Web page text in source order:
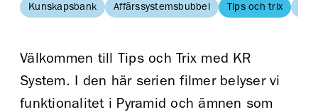
Kunskapsbank Affärssystemsbubbel Tips och trix
Välkommen till Tips och Trix med KR
System. I den här serien filmer belyser vi
funktionalitet i Pyramid och ämnen som